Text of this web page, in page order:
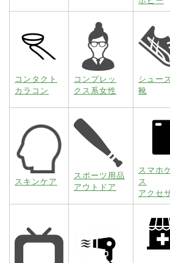
コンタクト
カラコン
コンプレッ
クス系女性
シュー
靴
スキンケア
スポーツ用品
アウトドア
スマホ
ス
アクセ